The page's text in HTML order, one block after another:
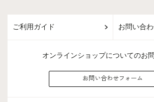
ご利用ガイド お問い合
オンラインショップについてのお
お問い合わせフォーム